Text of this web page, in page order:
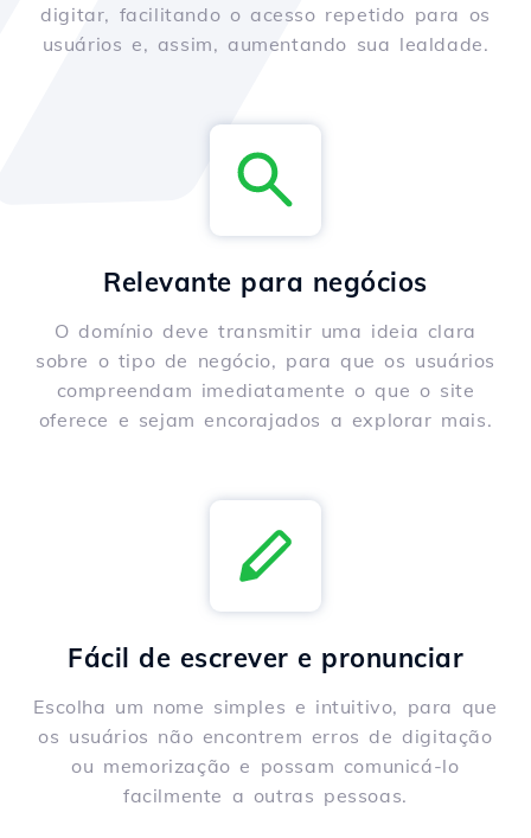
digitar, facilitando o acesso repetido para os
usuários e, assim, aumentando sua lealdade.
Relevante para negócios
O domínio deve transmitir uma ideia clara
sobre o tipo de negócio, para que os usuários
compreendam imediatamente o que o site
oferece e sejam encorajados a explorar mais.
Fácil de escrever e pronunciar
Escolha um nome simples e intuitivo, para que
os usuários não encontrem erros de digitação
ou memorização e possam comunicá-lo
facilmente a outras pessoas.